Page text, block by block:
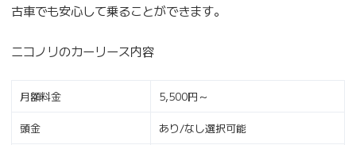
古車でも安心して乗ることができます。
ニコノリのカーリース内容
月額料金 5,500円～
頭金 あり/なし選択可能